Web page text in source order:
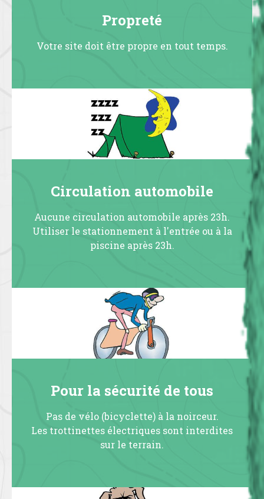
Propreté
Votre site doit être propre en tout temps.
Circulation automobile
Aucune circulation automobile après 23h.
Utiliser le stationnement à l'entrée ou à la
piscine après 23h.
Pour la sécurité de tous
Pas de vélo (bicyclette) à la noirceur.
Les trottinettes électriques sont interdites
sur le terrain.